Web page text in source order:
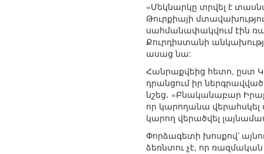
«Մեկնարկը տրվել է
Թուրքիայի
սահմանափակվում էին
Քուրդիստանի
ասաց նա:
Հանրաքվեից հետո, ըստ
դրանցում իր
նշեց․ «Բնականաբար
որ կարողանա վերահսկել
կարող վերածվել
Փորձագետի խոսքով՝
ձեռնտու չէ, որ